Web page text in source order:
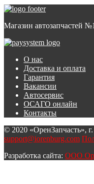
Магазин автозапчастей №1
О нас
Доставка и оплата
Гарантия
Вакансии
Автосервис
ОСАГО онлайн
Контакты
© 2020 «ОренЗапчасть»,
support@iorenburg.com
Разработка сайта: ООО